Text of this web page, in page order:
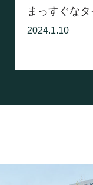
まっすぐな
2024.1.10